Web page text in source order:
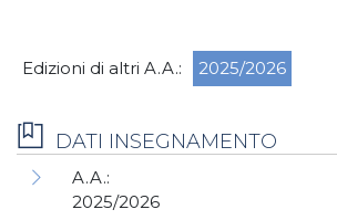
Edizioni di altri A.A.: 2025/2026
DATI INSEGNAMENTO
A.A.:
2025/2026